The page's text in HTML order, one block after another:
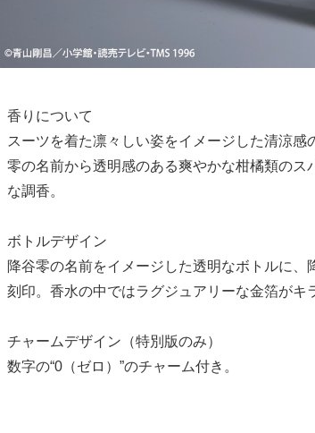
香りについて
スーツを着た凛々しい姿をイメージした清涼
零の名前から透明感のある爽やかな柑橘類のス
な調香。
ボトルデザイン
降谷零の名前をイメージした透明なボトルに
刻印。香水の中ではラグジュアリーな金箔がキ
チャームデザイン（特別版のみ）
数字の“0（ゼロ）”のチャーム付き。